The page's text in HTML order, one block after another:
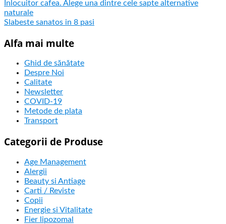
Inlocuitor cafea. Alege una dintre cele sapte alternative
naturale
Slabeste sanatos in 8 pasi
Alfa mai multe
Ghid de sănătate
Despre Noi
Calitate
Newsletter
COVID-19
Metode de plata
Transport
Categorii de Produse
Age Management
Alergii
Beauty si Antiage
Carti / Reviste
Copii
Energie si Vitalitate
Fier lipozomal